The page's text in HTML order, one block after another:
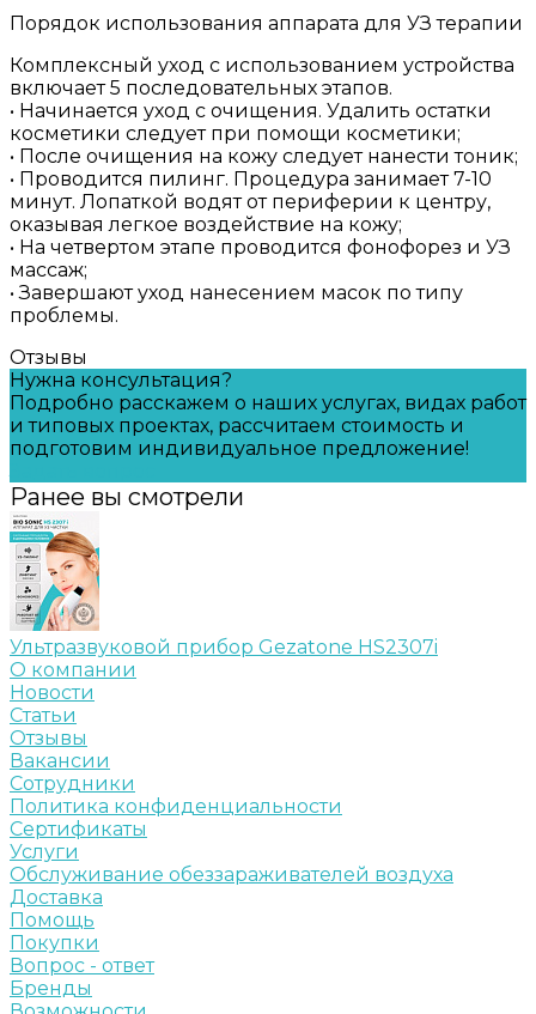
Порядок использования аппарата для УЗ терапии
Комплексный уход с использованием устройства
включает 5 последовательных этапов.
• Начинается уход с очищения. Удалить остатки
косметики следует при помощи косметики;
• После очищения на кожу следует нанести тоник;
• Проводится пилинг. Процедура занимает 7-10
минут. Лопаткой водят от периферии к центру,
оказывая легкое воздействие на кожу;
• На четвертом этапе проводится фонофорез и УЗ
массаж;
• Завершают уход нанесением масок по типу
проблемы.
Отзывы
Нужна консультация?
Подробно расскажем о наших услугах, видах работ
и типовых проектах, рассчитаем стоимость и
подготовим индивидуальное предложение!
Ранее вы смотрели
Ультразвуковой прибор Gezatone HS2307i
О компании
Новости
Статьи
Отзывы
Вакансии
Сотрудники
Политика конфиденциальности
Сертификаты
Услуги
Обслуживание обеззараживателей воздуха
Доставка
Помощь
Покупки
Вопрос - ответ
Бренды